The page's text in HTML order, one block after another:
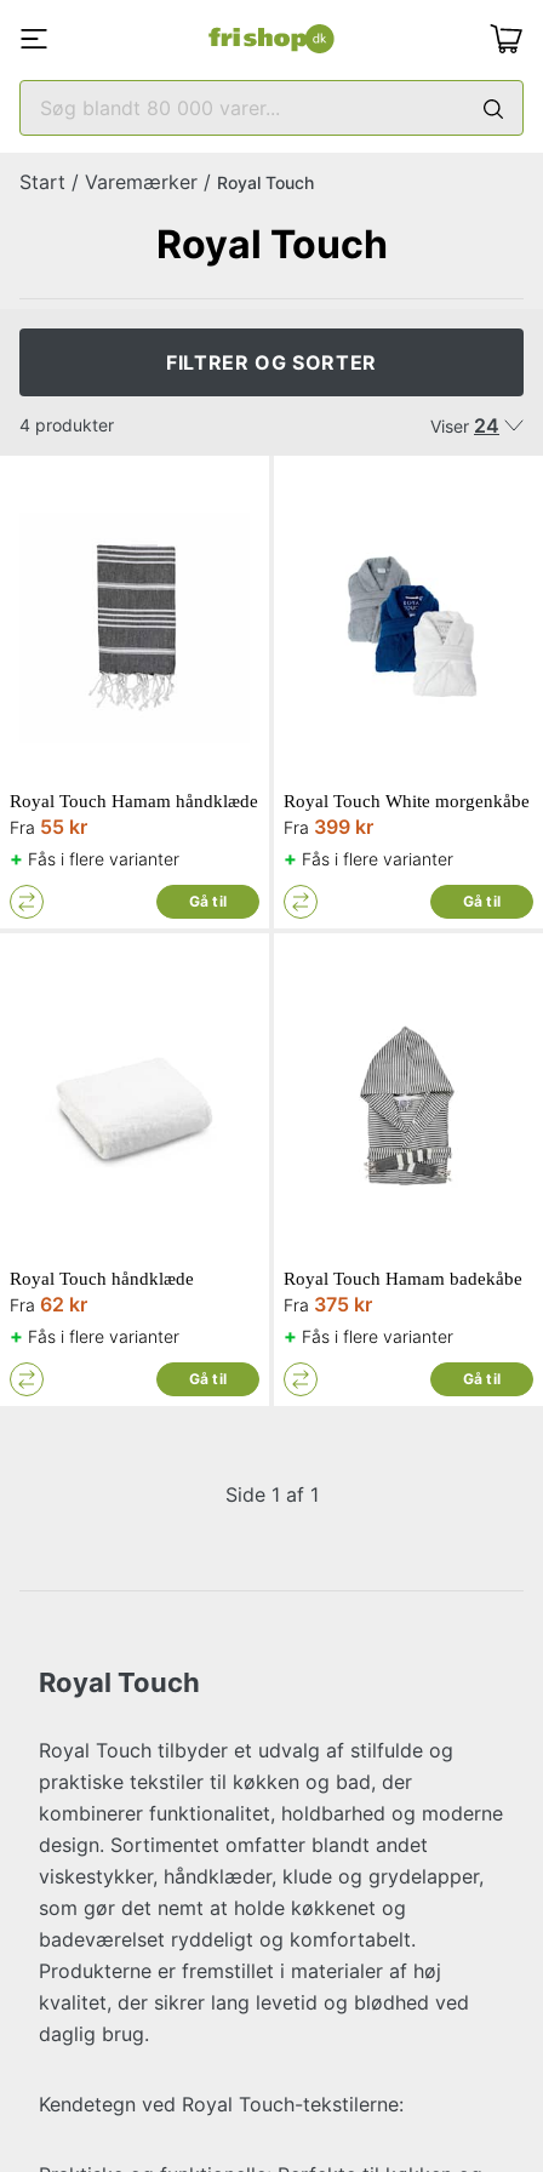
Start / Varemærker / Royal Touch
Royal Touch
FILTRER OG SORTER
4 produkter Viser 24
Royal Touch Hamam håndklæde
Fra 55 kr
+ Fås i flere varianter
Gå til
Royal Touch White morgenkåbe
Fra 399 kr
+ Fås i flere varianter
Gå til
Royal Touch håndklæde
Fra 62 kr
+ Fås i flere varianter
Gå til
Royal Touch Hamam badekåbe
Fra 375 kr
+ Fås i flere varianter
Gå til
Side 1 af 1
Royal Touch
Royal Touch tilbyder et udvalg af stilfulde og
praktiske tekstiler til køkken og bad, der
kombinerer funktionalitet, holdbarhed og moderne
design. Sortimentet omfatter blandt andet
viskestykker, håndklæder, klude og grydelapper,
som gør det nemt at holde køkkenet og
badeværelset ryddeligt og komfortabelt.
Produkterne er fremstillet i materialer af høj
kvalitet, der sikrer lang levetid og blødhed ved
daglig brug.
Kendetegn ved Royal Touch-tekstilerne: